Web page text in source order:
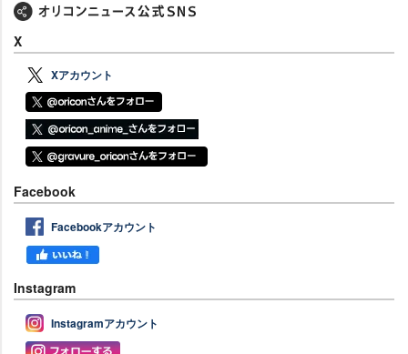
X
Xアカウント
Facebook
Facebookアカウント
Instagram
Instagramアカウント